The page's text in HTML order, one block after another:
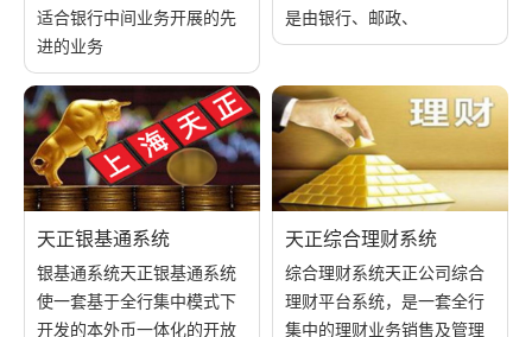
适合银行中间业务开展的先
进的业务
是由银行、邮政、
天正银基通系统
银基通系统天正银基通系统
使一套基于全行集中模式下
开发的本外币一体化的开放
天正综合理财系统
综合理财系统天正公司综合
理财平台系统，是一套全行
集中的理财业务销售及管理